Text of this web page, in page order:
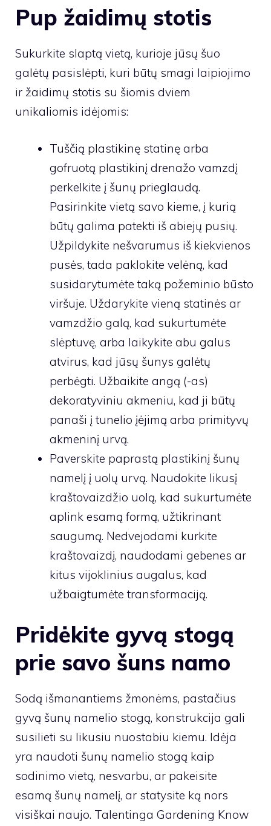
Pup žaidimų stotis
Sukurkite slaptą vietą, kurioje jūsų šuo
galėtų pasislėpti, kuri būtų smagi laipiojimo
ir žaidimų stotis su šiomis dviem
unikaliomis idėjomis:
Tuščią plastikinę statinę arba
gofruotą plastikinį drenažo vamzdį
perkelkite į šunų prieglaudą.
Pasirinkite vietą savo kieme, į kurią
būtų galima patekti iš abiejų pusių.
Užpildykite nešvarumus iš kiekvienos
pusės, tada paklokite velėną, kad
susidarytumėte taką požeminio būsto
viršuje. Uždarykite vieną statinės ar
vamzdžio galą, kad sukurtumėte
slėptuvę, arba laikykite abu galus
atvirus, kad jūsų šunys galėtų
perbėgti. Užbaikite angą (-as)
dekoratyviniu akmeniu, kad ji būtų
panaši į tunelio įėjimą arba primityvų
akmeninį urvą.
Paverskite paprastą plastikinį šunų
namelį į uolų urvą. Naudokite likusį
kraštovaizdžio uolą, kad sukurtumėte
aplink esamą formą, užtikrinant
saugumą. Nedvejodami kurkite
kraštovaizdį, naudodami gebenes ar
kitus vijoklinius augalus, kad
užbaigtumėte transformaciją.
Pridėkite gyvą stogą
prie savo šuns namo
Sodą išmanantiems žmonėms, pastačius
gyvą šunų namelio stogą, konstrukcija gali
susilieti su likusiu nuostabiu kiemu. Idėja
yra naudoti šunų namelio stogą kaip
sodinimo vietą, nesvarbu, ar pakeisite
esamą šunų namelį, ar statysite ką nors
visiškai naujo. Talentinga Gardening Know